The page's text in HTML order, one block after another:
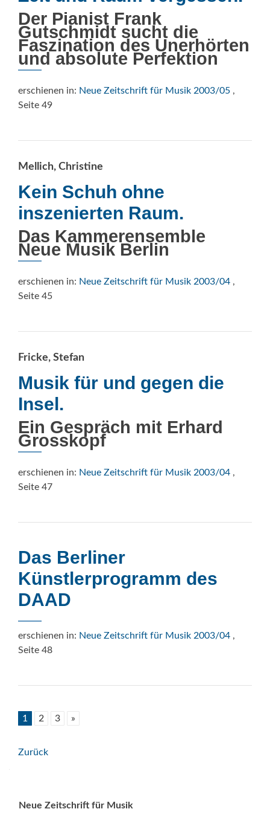
Der Pianist Frank
Gutschmidt sucht die
Faszination des Unerhörten
und absolute Perfektion
erschienen in: Neue Zeitschrift für Musik 2003/05 ,
Seite 49
Mellich, Christine
Kein Schuh ohne
inszenierten Raum.
Das Kammerensemble
Neue Musik Berlin
erschienen in: Neue Zeitschrift für Musik 2003/04 ,
Seite 45
Fricke, Stefan
Musik für und gegen die
Insel.
Ein Gespräch mit Erhard
Grosskopf
erschienen in: Neue Zeitschrift für Musik 2003/04 ,
Seite 47
Das Berliner
Künstlerprogramm des
DAAD
erschienen in: Neue Zeitschrift für Musik 2003/04 ,
Seite 48
1 2 3 »
Beitrags-
Zurück
Neue Zeitschrift für Musik